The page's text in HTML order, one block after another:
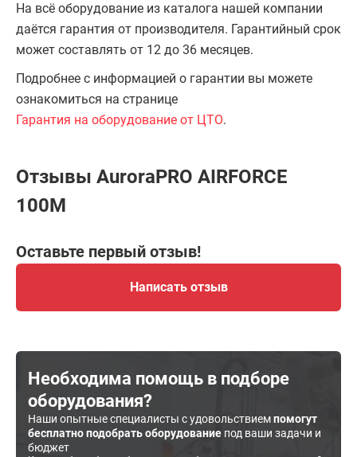
На всё оборудование из каталога нашей компании
даётся гарантия от производителя. Гарантийный срок
может составлять от 12 до 36 месяцев.
Подробнее с информацией о гарантии вы можете
ознакомиться на странице
Гарантия на оборудование от ЦТО.
Отзывы AuroraPRO AIRFORCE
100M
Оставьте первый отзыв!
Написать отзыв
Необходима помощь в подборе
оборудования?
Наши опытные специалисты с удовольствиемпомогут
бесплатно подобрать оборудование под ваши задачи и
бюджет